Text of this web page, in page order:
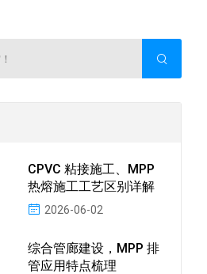
CPVC 粘接施工、MPP
热熔施工工艺区别详解
2026-06-02
综合管廊建设，MPP 排
管应用特点梳理